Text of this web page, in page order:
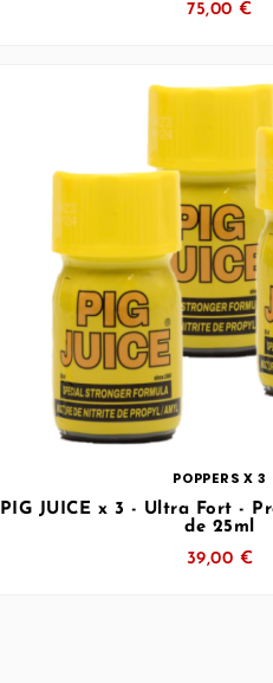
75,00 €
… (SVG
POPPERS X 3
PIG JUICE x 3 - Ultra Fort -
de 25ml
39,00 €